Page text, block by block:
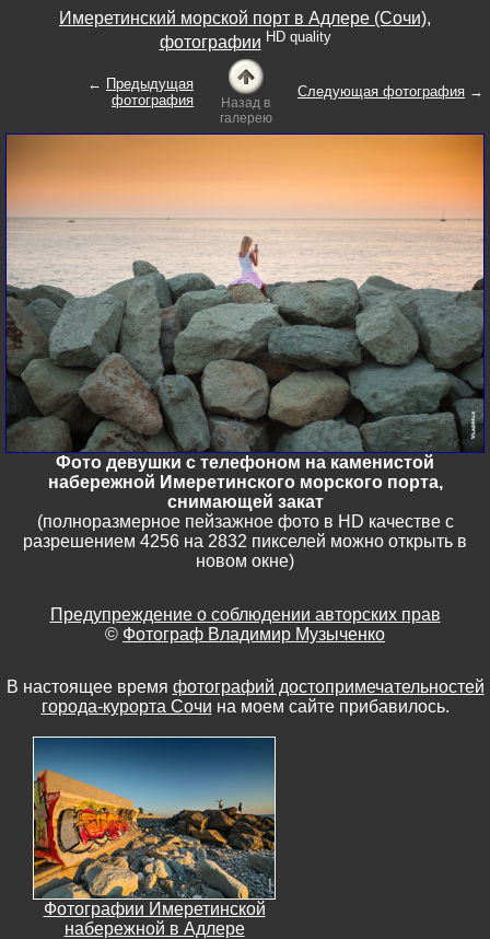
Имеретинский морской порт в Адлере (Сочи),
фотографии HD quality
← Предыдущая
фотография
Назад в
галерею
Следующая фотография →
Фото девушки с телефоном на каменистой
набережной Имеретинского морского порта,
снимающей закат
(полноразмерное пейзажное фото в HD качестве с
разрешением 4256 на 2832 пикселей можно открыть в
новом окне)
Предупреждение о соблюдении авторских прав
© Фотограф Владимир Музыченко
В настоящее время фотографий достопримечательностей
города-курорта Сочи на моем сайте прибавилось.
Фотографии Имеретинской
набережной в Адлере